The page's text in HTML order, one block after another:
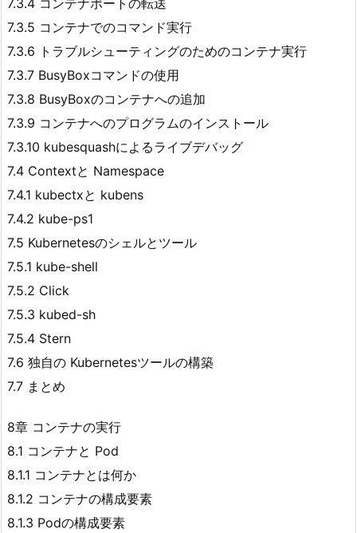
7.3.4 コンテナポートの転送
7.3.5 コンテナでのコマンド実行
7.3.6 トラブルシューティングのためのコンテナ実行
7.3.7 BusyBoxコマンドの使用
7.3.8 BusyBoxのコンテナへの追加
7.3.9 コンテナへのプログラムのインストール
7.3.10 kubesquashによるライブデバッグ
7.4 Contextと Namespace
7.4.1 kubectxと kubens
7.4.2 kube-ps1
7.5 Kubernetesのシェルとツール
7.5.1 kube-shell
7.5.2 Click
7.5.3 kubed-sh
7.5.4 Stern
7.6 独自の Kubernetesツールの構築
7.7 まとめ
8章 コンテナの実行
8.1 コンテナと Pod
8.1.1 コンテナとは何か
8.1.2 コンテナの構成要素
8.1.3 Podの構成要素